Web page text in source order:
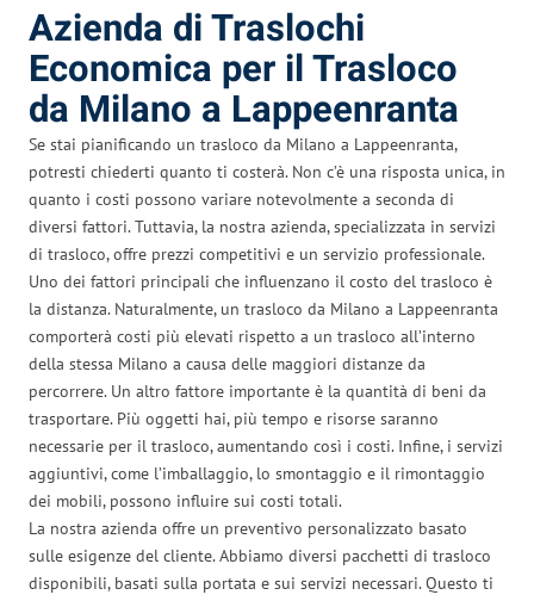
Azienda di Traslochi
Economica per il Trasloco
da Milano a Lappeenranta
Se stai pianificando un trasloco da Milano a Lappeenranta,
potresti chiederti quanto ti costerà. Non c’è una risposta unica, in
quanto i costi possono variare notevolmente a seconda di
diversi fattori. Tuttavia, la nostra azienda, specializzata in servizi
di trasloco, offre prezzi competitivi e un servizio professionale.
Uno dei fattori principali che influenzano il costo del trasloco è
la distanza. Naturalmente, un trasloco da Milano a Lappeenranta
comporterà costi più elevati rispetto a un trasloco all’interno
della stessa Milano a causa delle maggiori distanze da
percorrere. Un altro fattore importante è la quantità di beni da
trasportare. Più oggetti hai, più tempo e risorse saranno
necessarie per il trasloco, aumentando così i costi. Infine, i servizi
aggiuntivi, come l’imballaggio, lo smontaggio e il rimontaggio
dei mobili, possono influire sui costi totali.
La nostra azienda offre un preventivo personalizzato basato
sulle esigenze del cliente. Abbiamo diversi pacchetti di trasloco
disponibili, basati sulla portata e sui servizi necessari. Questo ti